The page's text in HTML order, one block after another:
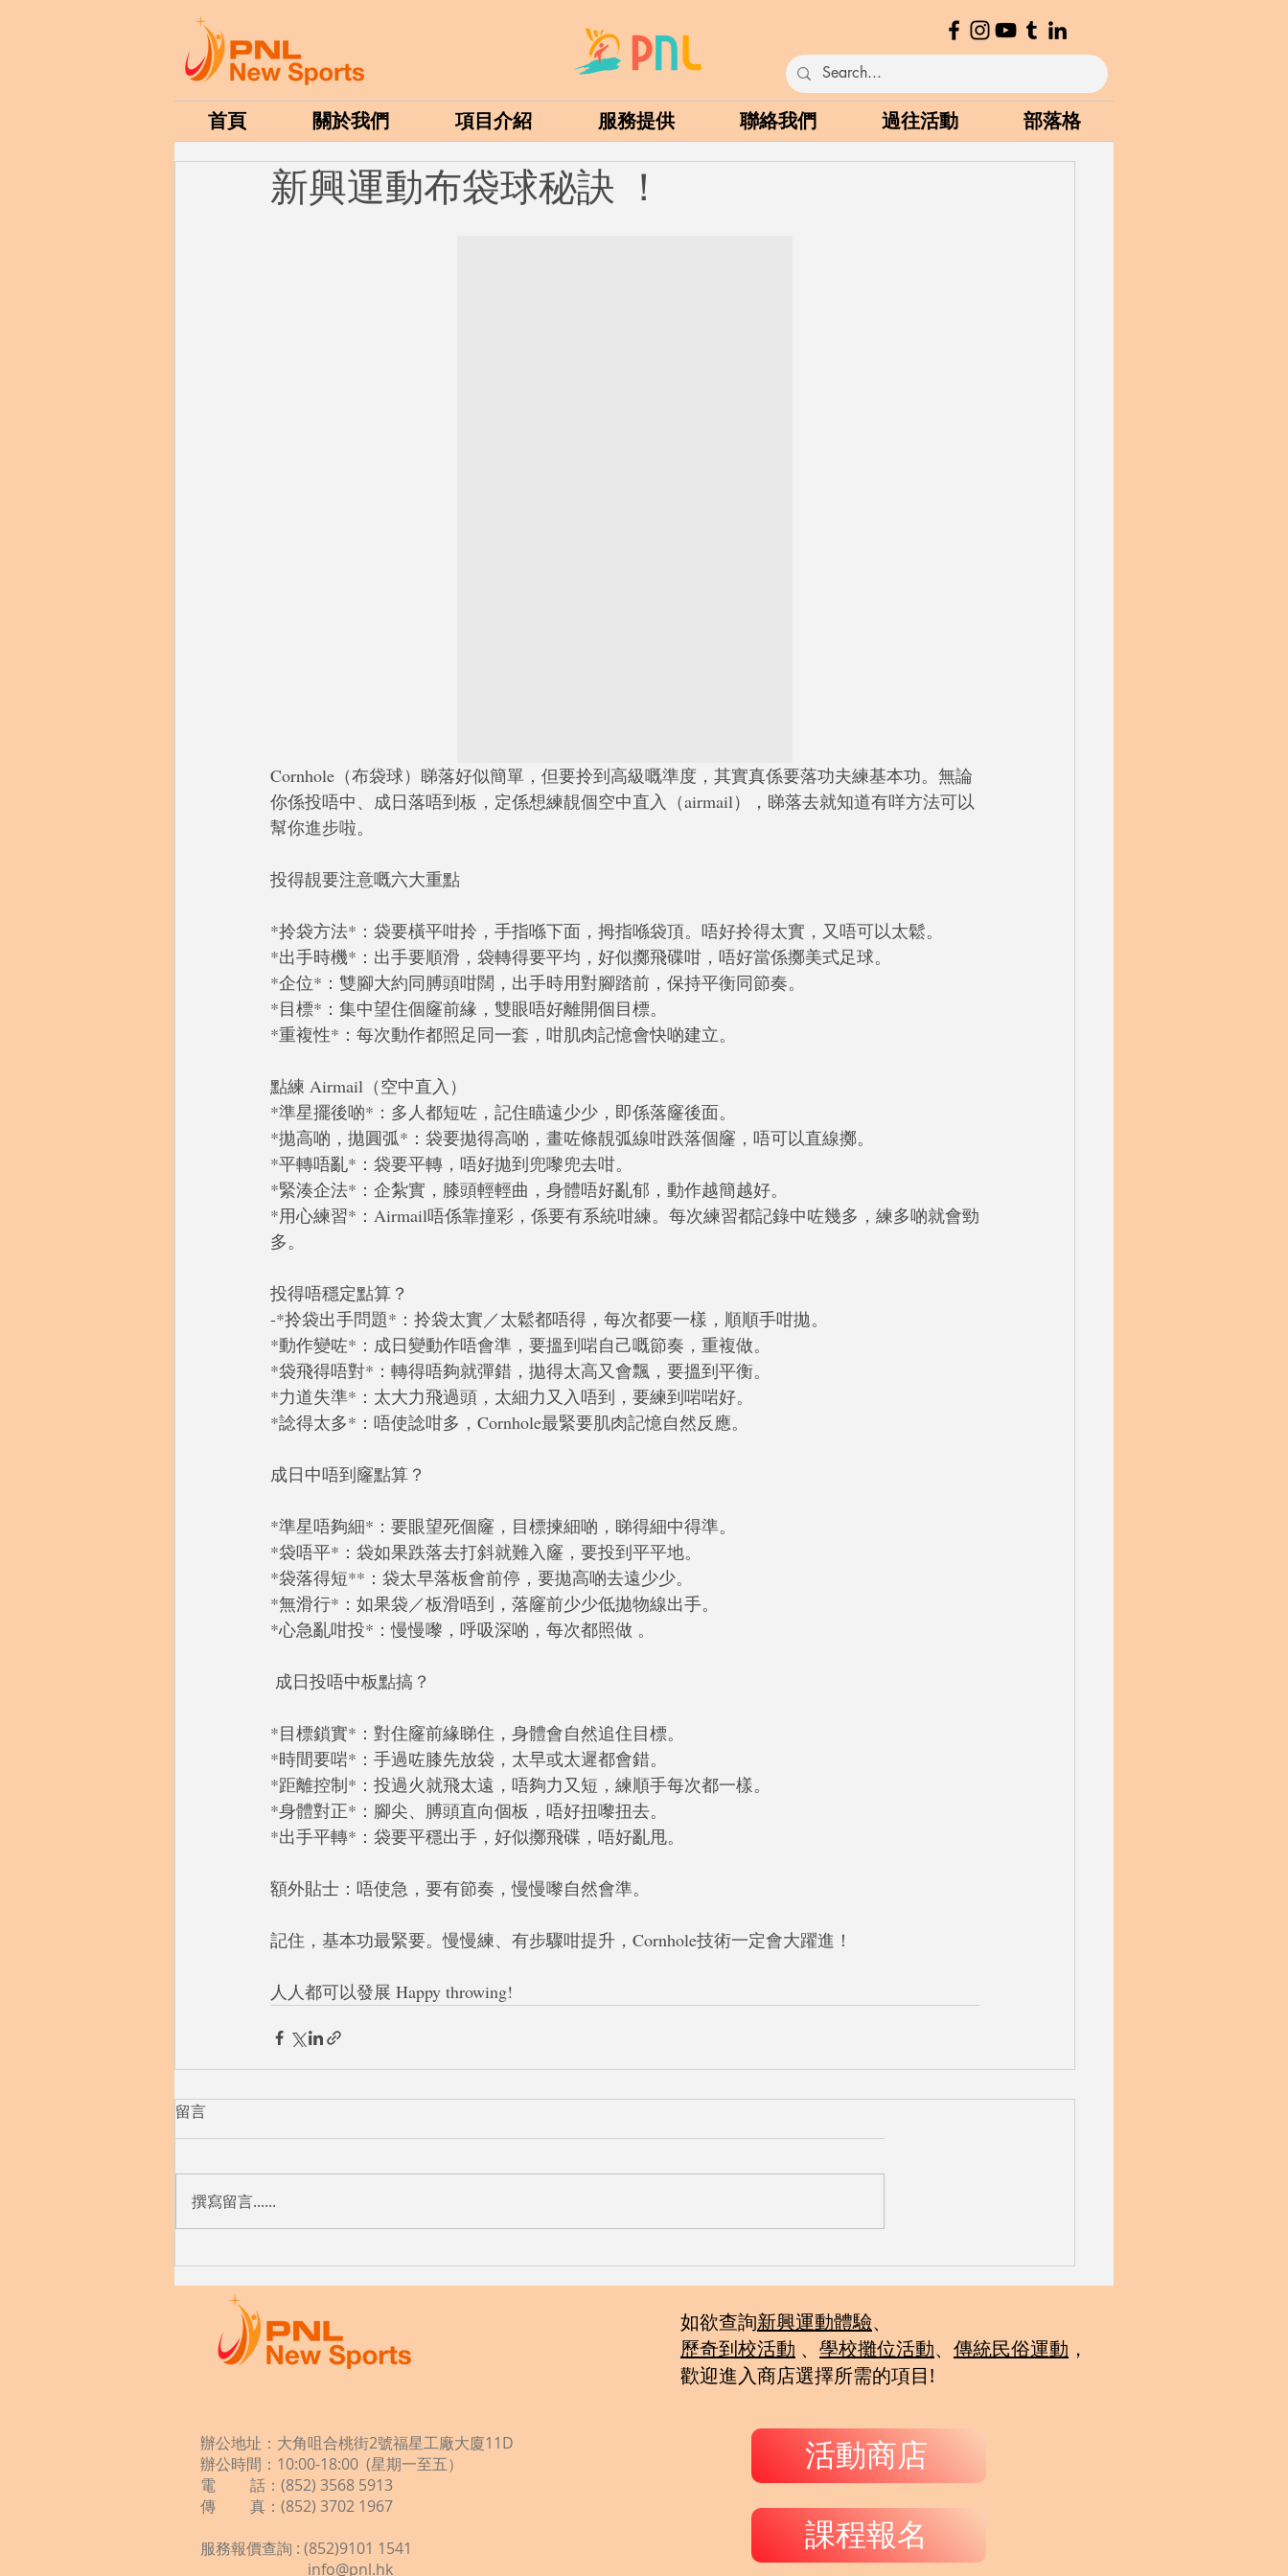
首頁 關於我們 項目介紹 服務提供 聯絡我們 過往活動 部落格
新興運動布袋球秘訣 ！
Cornhole（布袋球）睇落好似簡單，但要拎到高級嘅準度，其實真係要落功夫練基本功。無論
你係投唔中、成日落唔到板，定係想練靚個空中直入（airmail），睇落去就知道有咩方法可以
幫你進步啦。
投得靚要注意嘅六大重點
*拎袋方法*：袋要橫平咁拎，手指喺下面，拇指喺袋頂。唔好拎得太實，又唔可以太鬆。
*出手時機*：出手要順滑，袋轉得要平均，好似擲飛碟咁，唔好當係擲美式足球。
*企位*：雙腳大約同膊頭咁闊，出手時用對腳踏前，保持平衡同節奏。
*目標*：集中望住個窿前緣，雙眼唔好離開個目標。
*重複性*：每次動作都照足同一套，咁肌肉記憶會快啲建立。
點練 Airmail（空中直入）
*準星擺後啲*：多人都短咗，記住瞄遠少少，即係落窿後面。
*拋高啲，拋圓弧*：袋要拋得高啲，畫咗條靚弧線咁跌落個窿，唔可以直線擲。
*平轉唔亂*：袋要平轉，唔好拋到兜嚟兜去咁。
*緊湊企法*：企紮實，膝頭輕輕曲，身體唔好亂郁，動作越簡越好。
*用心練習*：Airmail唔係靠撞彩，係要有系統咁練。每次練習都記錄中咗幾多，練多啲就會勁
多。
投得唔穩定點算？
-*拎袋出手問題*：拎袋太實／太鬆都唔得，每次都要一樣，順順手咁拋。
*動作變咗*：成日變動作唔會準，要搵到啱自己嘅節奏，重複做。
*袋飛得唔對*：轉得唔夠就彈錯，拋得太高又會飄，要搵到平衡。
*力道失準*：太大力飛過頭，太細力又入唔到，要練到啱啱好。
*諗得太多*：唔使諗咁多，Cornhole最緊要肌肉記憶自然反應。
成日中唔到窿點算？
*準星唔夠細*：要眼望死個窿，目標揀細啲，睇得細中得準。
*袋唔平*：袋如果跌落去打斜就難入窿，要投到平平地。
*袋落得短**：袋太早落板會前停，要拋高啲去遠少少。
*無滑行*：如果袋／板滑唔到，落窿前少少低拋物線出手。
*心急亂咁投*：慢慢嚟，呼吸深啲，每次都照做 。
成日投唔中板點搞？
*目標鎖實*：對住窿前緣睇住，身體會自然追住目標。
*時間要啱*：手過咗膝先放袋，太早或太遲都會錯。
*距離控制*：投過火就飛太遠，唔夠力又短，練順手每次都一樣。
*身體對正*：腳尖、膊頭直向個板，唔好扭嚟扭去。
*出手平轉*：袋要平穩出手，好似擲飛碟，唔好亂甩。
額外貼士：唔使急，要有節奏，慢慢嚟自然會準。
記住，基本功最緊要。慢慢練、有步驟咁提升，Cornhole技術一定會大躍進！
人人都可以發展 Happy throwing!
留言
撰寫留言......
辦公地址：大角咀合桃街2號福星工廠大廈11D
辦公時間：10:00-18:00 (星期一至五）
電 話：(852) 3568 5913
傳 真：(852) 3702 1967
服務報價查詢 : (852)9101 1541
info@pnl.hk
如欲查詢新興運動體驗、
歷奇到校活動 、 學校攤位活動、 傳統民俗運動 ，
歡迎進入商店選擇所需的項目!
活動商店
課程報名